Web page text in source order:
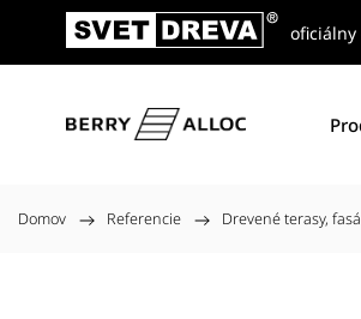
Domov / Referencie / Drevené terasy,